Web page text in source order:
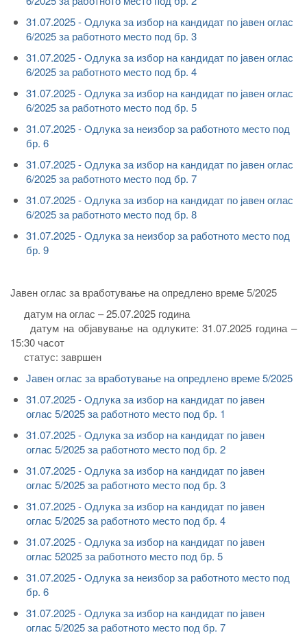
31.07.2025 - Oдлука за избор на кандидат по јавен оглас
6/2025 за работното место под бр. 3
31.07.2025 - Oдлука за избор на кандидат по јавен оглас
6/2025 за работното место под бр. 4
31.07.2025 - Oдлука за избор на кандидат по јавен оглас
6/2025 за работното место под бр. 5
31.07.2025 - Oдлука за неизбор за работното место под
бр. 6
31.07.2025 - Oдлука за избор на кандидат по јавен оглас
6/2025 за работното место под бр. 7
31.07.2025 - Oдлука за избор на кандидат по јавен оглас
6/2025 за работното место под бр. 8
31.07.2025 - Oдлука за неизбор за работното место под
бр. 9
Јавен оглас за вработување на опредлено време 5/2025
датум на оглас – 25.07.2025 година
датум на објавување на одлуките: 31.07.2025 година –
15:30 часот
статус: завршен
Јавен оглас за вработување на опредлено време 5/2025
31.07.2025 - Oдлука за избор на кандидат по јавен
оглас 5/2025 за работното место под бр. 1
31.07.2025 - Oдлука за избор на кандидат по јавен
оглас 5/2025 за работното место под бр. 2
31.07.2025 - Oдлука за избор на кандидат по јавен
оглас 5/2025 за работното место под бр. 3
31.07.2025 - Oдлука за избор на кандидат по јавен
оглас 5/2025 за работното место под бр. 4
31.07.2025 - Oдлука за избор на кандидат по јавен
оглас 52025 за работното место под бр. 5
31.07.2025 - Oдлука за неизбор за работното место под
бр. 6
31.07.2025 - Oдлука за избор на кандидат по јавен
оглас 5/2025 за работното место под бр. 7